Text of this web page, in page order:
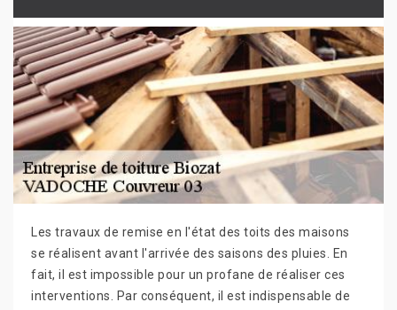
Les travaux de remise en l'état des toits des maisons
se réalisent avant l'arrivée des saisons des pluies. En
fait, il est impossible pour un profane de réaliser ces
interventions. Par conséquent, il est indispensable de